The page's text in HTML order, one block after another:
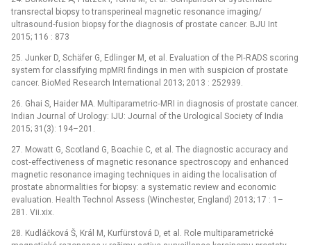
transrectal biopsy to transperineal magnetic resonance imaging/
ultrasound‑fusion biopsy for the diagnosis of prostate cancer. BJU Int
2015; 116 : 873
25. Junker D, Schäfer G, Edlinger M, et al. Evaluation of the PI‑RADS scoring
system for classifying mpMRI findings in men with suspicion of prostate
cancer. BioMed Research International 2013; 2013 : 252939.
26. Ghai S, Haider MA. Multiparametric‑MRI in diagnosis of prostate cancer.
Indian Journal of Urology: IJU: Journal of the Urological Society of India
2015; 31(3): 194–201.
27. Mowatt G, Scotland G, Boachie C, et al. The diagnostic accuracy and
cost‑effectiveness of magnetic resonance spectroscopy and enhanced
magnetic resonance imaging techniques in aiding the localisation of
prostate abnormalities for biopsy: a systematic review and economic
evaluation. Health Technol Assess (Winchester, England) 2013; 17 : 1–
281. Vii.xix.
28. Kudláčková Š, Král M, Kurfürstová D, et al. Role multiparametrické